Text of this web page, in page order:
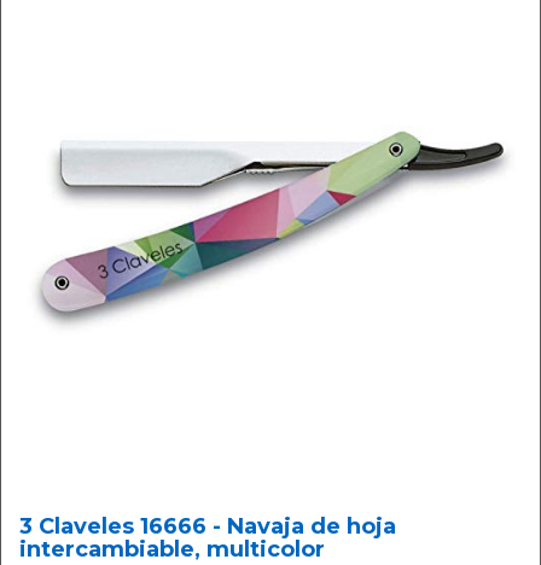
3 Claveles 16666 - Navaja de hoja
intercambiable, multicolor